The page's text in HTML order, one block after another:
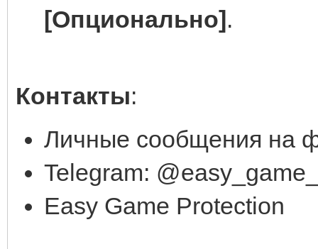
[Опционально].
Контакты:
Личные сообщения на
Telegram:
Easy Game Protection